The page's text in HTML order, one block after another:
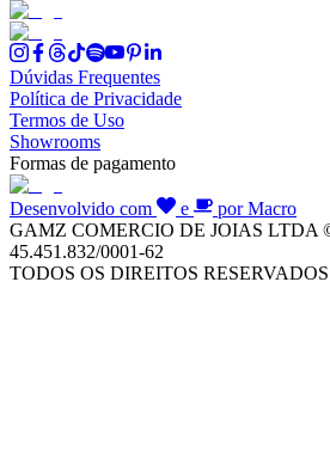
Dúvidas Frequentes
Política de Privacidade
Termos de Uso
Showrooms
Formas de pagamento
Desenvolvido com e
por Macro
GAMZ COMERCIO DE JOIAS LTDA
45.451.832/0001-62
TODOS OS DIREITOS RESERVADOS